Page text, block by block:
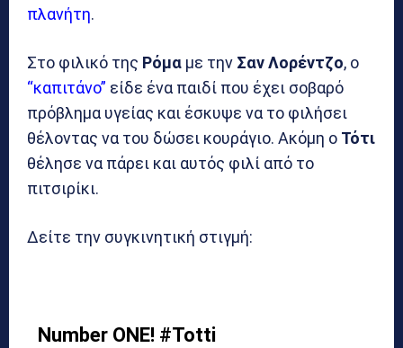
πλανήτη.
Στο φιλικό της Ρόμα με την ΣανΛορέντζο, ο
“καπιτάνο” είδε ένα παιδί που έχει σοβαρό
πρόβλημα υγείας και έσκυψε να το φιλήσει
θέλοντας να του δώσει κουράγιο. Ακόμη ο Τότι
θέλησε να πάρει και αυτός φιλί από το
πιτσιρίκι.
Δείτε την συγκινητική στιγμή:
Number ONE! #Totti